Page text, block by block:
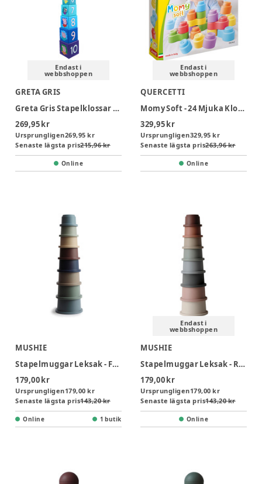
Endast i
webbshoppen
GRETA GRIS
Greta Gris Stapelklossar - Stacking Cubes - 10 st
269,95 kr
Ursprungligen269,95 kr
Senaste lägsta pris215,96 kr
Online
Endast i
webbshoppen
QUERCETTI
Momy Soft - 24 Mjuka Klossar
329,95 kr
Ursprungligen329,95 kr
Senaste lägsta pris263,96 kr
Online
MUSHIE
Stapelmuggar Leksak - Forest
179,00 kr
Ursprungligen179,00 kr
Senaste lägsta pris143,20 kr
Online 1 butik
Endast i
webbshoppen
MUSHIE
Stapelmuggar Leksak - Rainbow
179,00 kr
Ursprungligen179,00 kr
Senaste lägsta pris143,20 kr
Online